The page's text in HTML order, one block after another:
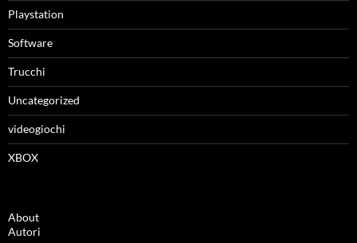
Playstation
Software
Trucchi
Uncategorized
videogiochi
XBOX
About
Autori